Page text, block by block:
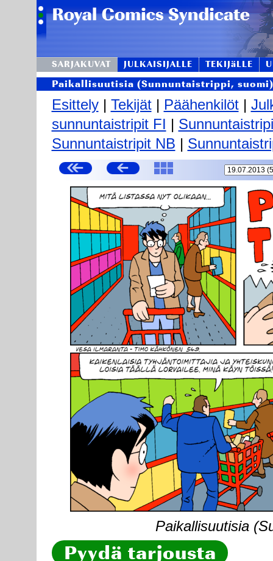
SARJAKUVAT JULKAISIJALLE TEKIJäLLE
Paikallisuutisia (Sunnuntaistrippi, suomi)
Esittely| Tekijät| Päähenkilöt|
sunnuntaistripit FI |
Sunnuntaistripit NB |
Paikallisuutisia
Pyydä tarjousta